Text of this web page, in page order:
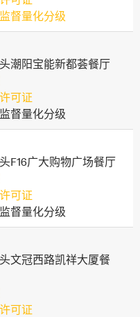
督量化分级
潮阳宝能新都荟餐厅
可证
督量化分级
F16广大购物广场餐厅
可证
督量化分级
文冠西路凯祥大厦餐
可证